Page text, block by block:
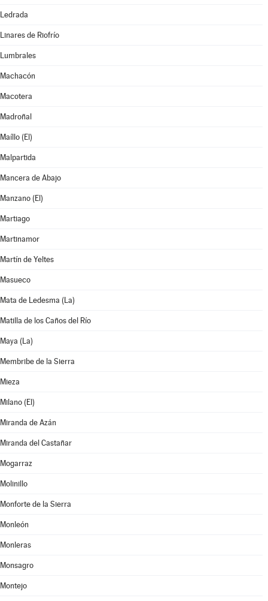
Ledrada
Linares de Riofrío
Lumbrales
Machacón
Macotera
Madroñal
Maíllo (El)
Malpartida
Mancera de Abajo
Manzano (El)
Martiago
Martinamor
Martín de Yeltes
Masueco
Mata de Ledesma (La)
Matilla de los Caños del Río
Maya (La)
Membribe de la Sierra
Mieza
Milano (El)
Miranda de Azán
Miranda del Castañar
Mogarraz
Molinillo
Monforte de la Sierra
Monleón
Monleras
Monsagro
Montejo